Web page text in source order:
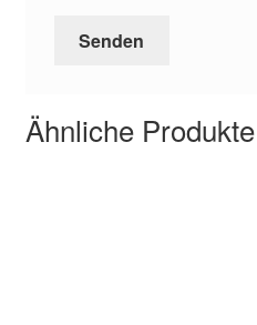
Ähnliche Produkte